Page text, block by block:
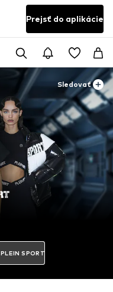
Prejsť do aplikácie
Sledovať
PLEIN SPORT